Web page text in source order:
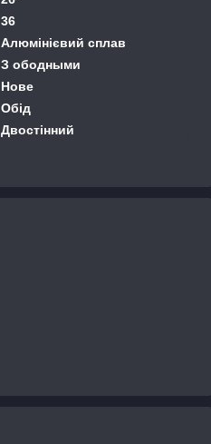
36
Алюмінієвий сплав
З ободными
Нове
Обід
Двостінний